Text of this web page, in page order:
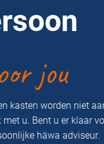
jou
kasten worden niet
u. Bent u er klaar
häwa adviseur.